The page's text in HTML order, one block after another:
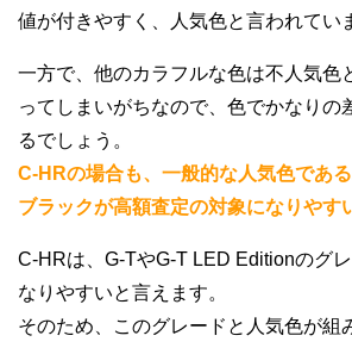
値が付きやすく、人気色と言われてい
一方で、他のカラフルな色は不人気色
ってしまいがちなので、色でかなりの
るでしょう。
C-HRの場合も、一般的な人気色であ
ブラックが高額査定の対象になりやす
C-HRは、G-TやG-T LED Editionのグ
なりやすいと言えます。
そのため、このグレードと人気色が組